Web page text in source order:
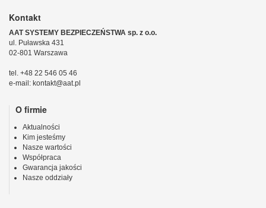
Kontakt
AAT SYSTEMY BEZPIECZEŃSTWA sp. z o.o.
ul. Puławska 431
02-801 Warszawa
tel. +48 22 546 05 46
e-mail: kontakt@aat.pl
O firmie
Aktualności
Kim jesteśmy
Nasze wartości
Współpraca
Gwarancja jakości
Nasze oddziały